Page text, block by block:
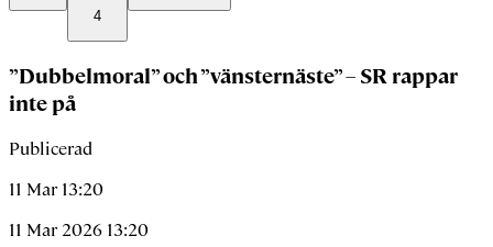
4
”Dubbelmoral” och ”vänsternäste” – SR rappar
inte på
Publicerad
11 Mar 13:20
11 Mar 2026 13:20